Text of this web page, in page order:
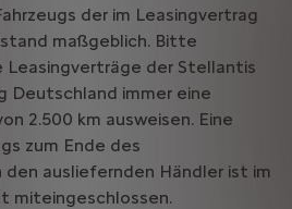
der im Leasingvertrag
maßgeblich. Bitte
Leasingverträge der Stellantis
Deutschland immer eine
2.500 km ausweisen. Eine
zum Ende des
den ausliefernden Händler ist im
miteingeschlossen.